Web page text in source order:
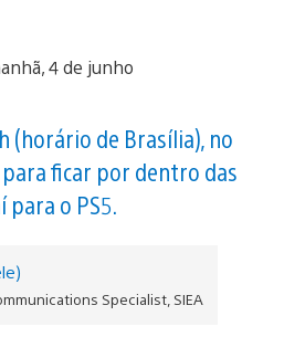
(horário de Brasília), no
ficar por dentro das
para o PS5.
Specialist, SIEA